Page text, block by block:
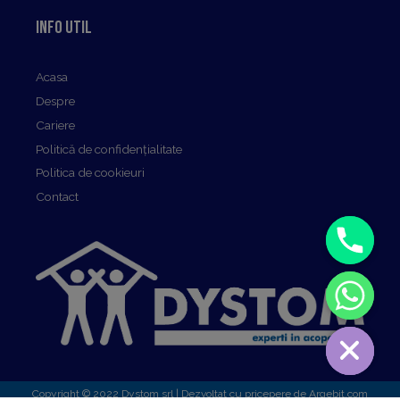
Info util
Acasa
Despre
Cariere
Politică de confidențialitate
Politica de cookieuri
Contact
Copyright © 2022 Dystom srl | Dezvoltat cu pricepere de Argebit.com